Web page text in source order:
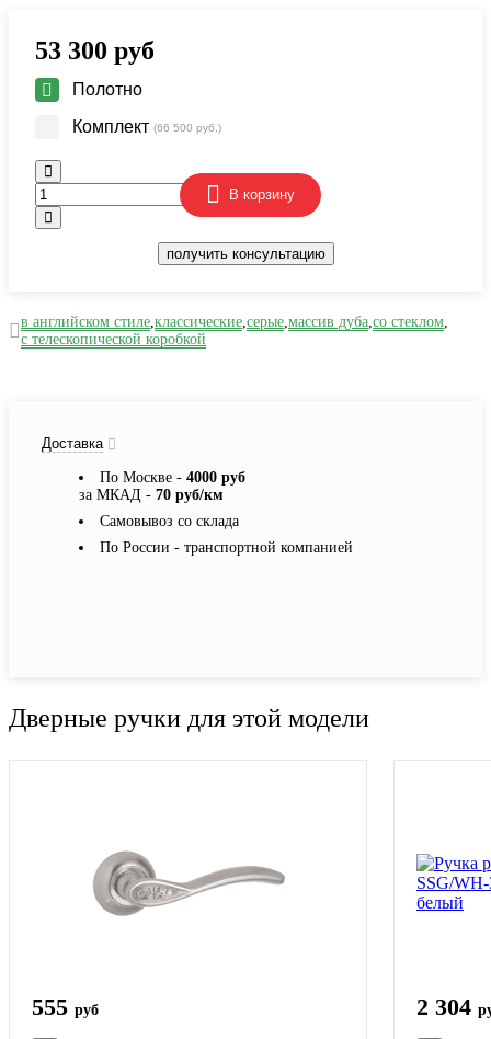
53 300 руб
Полотно
Комплект (66 500 руб.)
В корзину
получить консультацию
в английском стиле,классические,серые,массив дуба,со стеклом,
с телескопической коробкой
Доставка
По Москве - 4000 руб
за МКАД - 70 руб/км
Самовывоз со склада
По России - транспортной компанией
Дверные ручки для этой модели
555 руб 2 304